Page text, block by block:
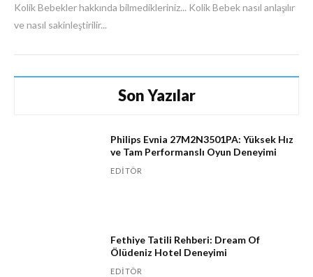
Kolik Bebekler hakkında bilmedikleriniz... Kolik Bebek nasıl anlaşılır
ve nasıl sakinleştirilir...
Son Yazılar
Philips Evnia 27M2N3501PA: Yüksek Hız
ve Tam Performanslı Oyun Deneyimi
EDITÖR
Fethiye Tatili Rehberi: Dream Of
Ölüdeniz Hotel Deneyimi
EDITÖR